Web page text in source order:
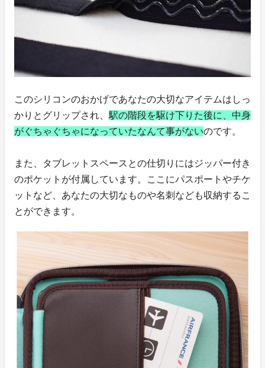
このシリコンのおかげであなたの大切なアイテムはしっ
かりとグリップされ、 駅の階段を駆け下りた後に、中身
がぐちゃぐちゃになっていたなんて事がないのです。
また、タブレットスペースとの仕切りにはジッパー付き
のポケットが付属しています。ここにパスポートやチケ
ットなど、あなたの大切なものや名刺なども収納するこ
とができます。